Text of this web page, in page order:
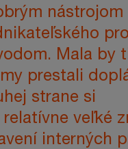
nástrojom
Mala by
prestali
strane si
veľké
interných